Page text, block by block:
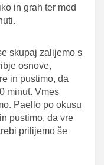
in grah ter med
skupaj zalijemo s
osnove,
in pustimo, da
minut. Vmes
Paello po okusu
pustimo, da vre
prilijemo še